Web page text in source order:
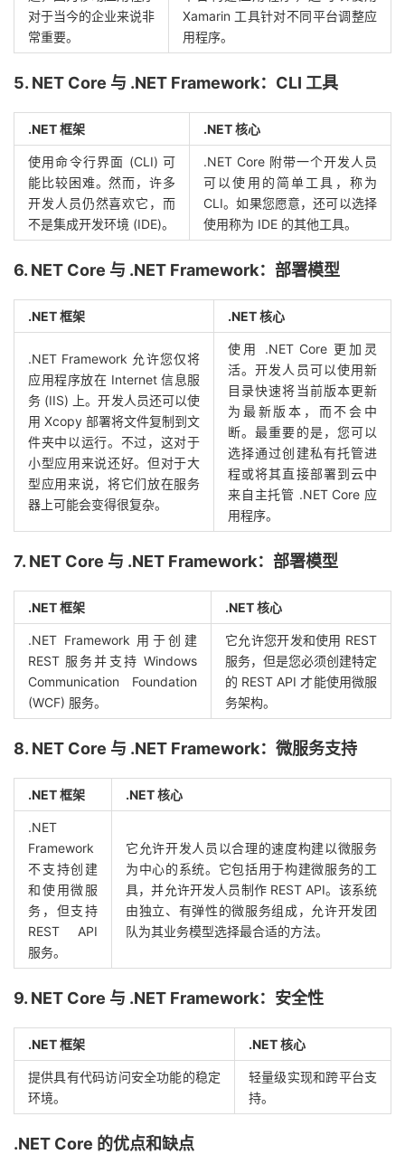
对于当今的企业来说非
常重要。
Xamarin 工具针对不同平台调整应
用程序。
5. NET Core 与 .NET Framework：CLI 工具
.NET 框架 .NET 核心
使用命令行界面 (CLI) 可
能比较困难。然而，许多
开发人员仍然喜欢它，而
不是集成开发环境 (IDE)。
.NET Core 附带一个开发人员
可以使用的简单工具，称为
CLI。如果您愿意，还可以选择
使用称为 IDE 的其他工具。
6. NET Core 与 .NET Framework：部署模型
.NET 框架 .NET 核心
.NET Framework 允许您仅将
应用程序放在 Internet 信息服
务 (IIS) 上。开发人员还可以使
用 Xcopy 部署将文件复制到文
件夹中以运行。 不过，这对于
小型应用来说还好。但对于大
型应用来说，将它们放在服务
器上可能会变得很复杂。
使用 .NET Core 更加灵
活。开发人员可以使用新
目录快速将当前版本更新
为最新版本，而不会中
断。最重要的是，您可以
选择通过创建私有托管进
程或将其直接部署到云中
来自主托管 .NET Core 应
用程序。
7. NET Core 与 .NET Framework：部署模型
.NET 框架 .NET 核心
.NET Framework 用于创建
REST 服务并支持 Windows
Communication Foundation
(WCF) 服务。
它允许您开发和使用 REST
服务，但是您必须创建特定
的 REST API 才能使用微服
务架构。
8. NET Core 与 .NET Framework：微服务支持
.NET 框架 .NET 核心
.NET
Framework
不支持创建
和使用微服
务，但支持
REST API
服务。
它允许开发人员以合理的速度构建以微服务
为中心的系统。它包括用于构建微服务的工
具，并允许开发人员制作 REST API。该系统
由独立、有弹性的微服务组成，允许开发团
队为其业务模型选择最合适的方法。
9. NET Core 与 .NET Framework：安全性
.NET 框架 .NET 核心
提供具有代码访问安全功能的稳定
环境。
轻量级实现和跨平台支
持。
.NET Core 的优点和缺点